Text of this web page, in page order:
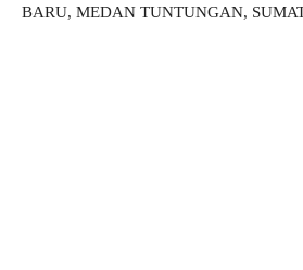
BARU, MEDAN TUNTUNGAN,